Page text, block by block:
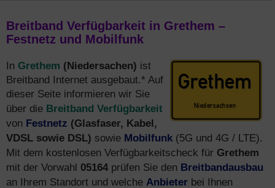
Breitband Verfügbarkeit in Grethem –
Festnetz und Mobilfunk
In Grethem (Niedersachen) ist
Breitband Internet ausgebaut.* Auf
dieser Seite informieren wir Sie
über die Breitband Verfügbarkeit
von Festnetz (Glasfaser, Kabel,
VDSL sowie DSL) sowie Mobilfunk (5G und 4G / LTE).
Mit dem kostenlosen Verfügbarkeitscheck für Grethem
mit der Vorwahl 05164 prüfen Sie den Breitbandausbau
an Ihrem Standort und welche Anbieter bei Ihnen